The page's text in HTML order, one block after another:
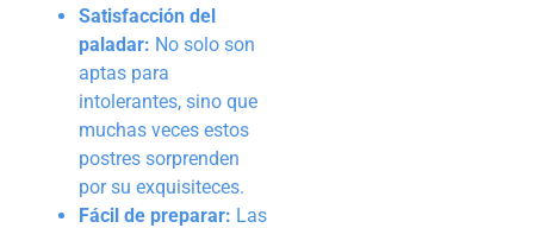
Satisfacción del
paladar: No solo son
aptas para
intolerantes, sino que
muchas veces estos
postres sorprenden
por su exquisiteces.
Fácil de preparar: Las